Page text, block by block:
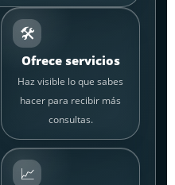
🛠️
Ofrece servicios
Haz visible lo que sabes
hacer para recibir más
consultas.
📈